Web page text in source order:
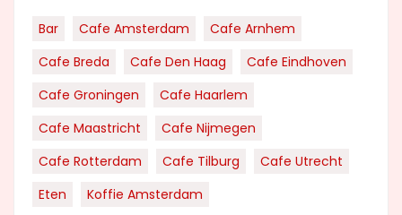
Bar Cafe Amsterdam
Cafe Arnhem
Cafe Breda
Cafe Den Haag
Cafe Eindhoven
Cafe Groningen
Cafe Haarlem
Cafe Maastricht
Cafe Nijmegen
Cafe Rotterdam
Cafe Tilburg
Cafe Utrecht
Eten
Koffie Amsterdam